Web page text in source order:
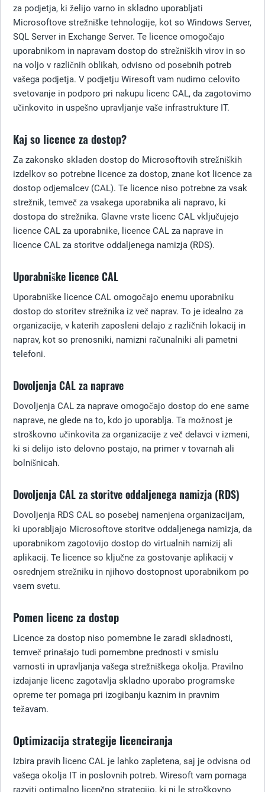
za podjetja, ki želijo varno in skladno uporabljati
Microsoftove strežniške tehnologije, kot so Windows Server,
SQL Server in Exchange Server. Te licence omogočajo
uporabnikom in napravam dostop do strežniških virov in so
na voljo v različnih oblikah, odvisno od posebnih potreb
vašega podjetja. V podjetju Wiresoft vam nudimo celovito
svetovanje in podporo pri nakupu licenc CAL, da zagotovimo
učinkovito in uspešno upravljanje vaše infrastrukture IT.
Kaj so licence za dostop?
Za zakonsko skladen dostop do Microsoftovih strežniških
izdelkov so potrebne licence za dostop, znane kot licence za
dostop odjemalcev (CAL). Te licence niso potrebne za vsak
strežnik, temveč za vsakega uporabnika ali napravo, ki
dostopa do strežnika. Glavne vrste licenc CAL vključujejo
licence CAL za uporabnike, licence CAL za naprave in
licence CAL za storitve oddaljenega namizja (RDS).
Uporabniške licence CAL
Uporabniške licence CAL omogočajo enemu uporabniku
dostop do storitev strežnika iz več naprav. To je idealno za
organizacije, v katerih zaposleni delajo z različnih lokacij in
naprav, kot so prenosniki, namizni računalniki ali pametni
telefoni.
Dovoljenja CAL za naprave
Dovoljenja CAL za naprave omogočajo dostop do ene same
naprave, ne glede na to, kdo jo uporablja. Ta možnost je
stroškovno učinkovita za organizacije z več delavci v izmeni,
ki si delijo isto delovno postajo, na primer v tovarnah ali
bolnišnicah.
Dovoljenja CAL za storitve oddaljenega namizja (RDS)
Dovoljenja RDS CAL so posebej namenjena organizacijam,
ki uporabljajo Microsoftove storitve oddaljenega namizja, da
uporabnikom zagotovijo dostop do virtualnih namizij ali
aplikacij. Te licence so ključne za gostovanje aplikacij v
osrednjem strežniku in njihovo dostopnost uporabnikom po
vsem svetu.
Pomen licenc za dostop
Licence za dostop niso pomembne le zaradi skladnosti,
temveč prinašajo tudi pomembne prednosti v smislu
varnosti in upravljanja vašega strežniškega okolja. Pravilno
izdajanje licenc zagotavlja skladno uporabo programske
opreme ter pomaga pri izogibanju kaznim in pravnim
težavam.
Optimizacija strategije licenciranja
Izbira pravih licenc CAL je lahko zapletena, saj je odvisna od
vašega okolja IT in poslovnih potreb. Wiresoft vam pomaga
razviti optimalno licenčno strategijo, ki ni le stroškovno